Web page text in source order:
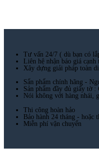
Tư vấn 24/7 ( dù bạn có
Liên hệ nhận báo giá cạnh
Xây dựng giải pháp toàn
Sẩn phẩm chính hãng -
Sản phẩm đầy đủ giấy tờ
Nói không với hàng nhái,
Thi công hoàn hảo
Bảo hành 24 tháng - hoặc
Miễn phí vận chuyển